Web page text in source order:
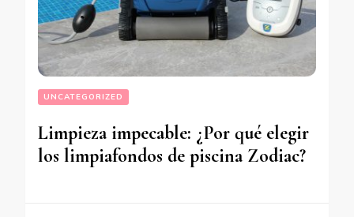
UNCATEGORIZED
Limpieza impecable: ¿Por qué elegir
los limpiafondos de piscina Zodiac?